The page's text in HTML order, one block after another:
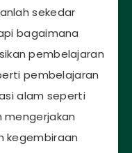
sekedar
bagaimana
pembelajaran
pembelajaran
alam seperti
mengerjakan
kegembiraan